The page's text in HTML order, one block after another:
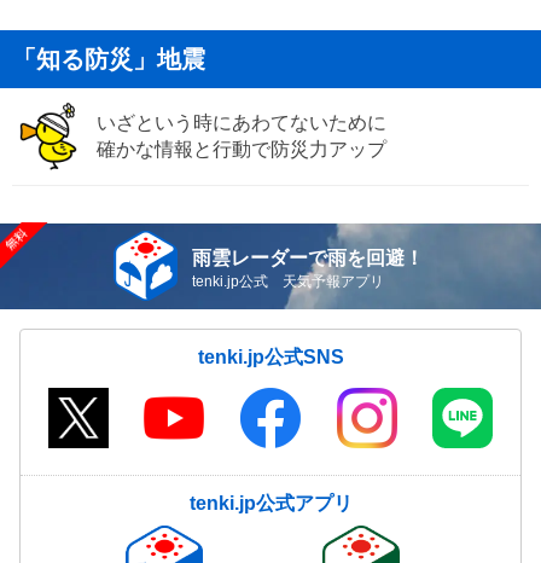
「知る防災」地震
いざという時にあわてないために
確かな情報と行動で防災力アップ
雨雲レーダーで雨を回避！
tenki.jp公式 天気予報アプリ
tenki.jp公式SNS
tenki.jp公式アプリ